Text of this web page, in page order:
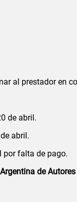
al prestador
de abril.
abril.
por falta de pago.
de